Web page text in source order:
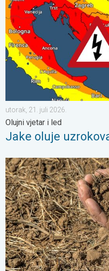
utorak, 21. juli 2026.
Olujni vjetar i led
Jake oluje
Toplina isušuje tlo sve